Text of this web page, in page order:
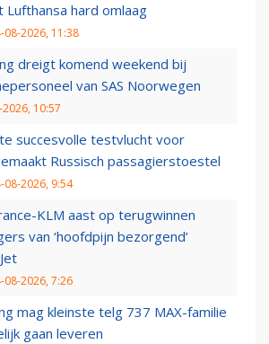
Lufthansa hard omlaag
08-2026, 11:38
dreigt komend weekend bij
van SAS Noorwegen
10:57
succesvolle testvlucht voor
Russisch passagierstoestel
08-2026, 9:54
KLM aast op terugwinnen
van ‘hoofdpijn bezorgend’
08-2026, 7:26
mag kleinste telg 737 MAX-familie
gaan leveren